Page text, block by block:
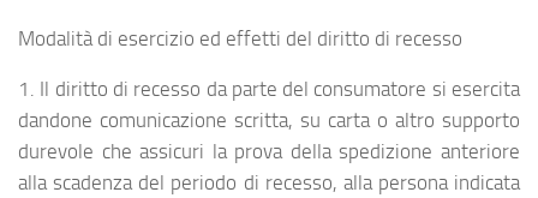
Modalità di esercizio ed effetti del diritto di recesso
1. Il diritto di recesso da parte del consumatore si esercita
dandone comunicazione scritta, su carta o altro supporto
durevole che assicuri la prova della spedizione anteriore
alla scadenza del periodo di recesso, alla persona indicata